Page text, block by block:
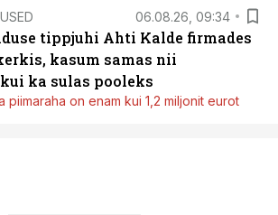
06.08.26, 09:34
tippjuhi Ahti Kalde firmades
kasum samas nii
ka sulas pooleks
piimaraha on enam kui 1,2 miljonit eurot